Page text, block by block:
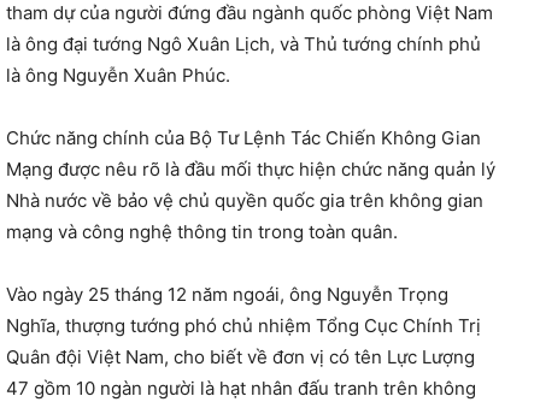
tham dự của người đứng đầu ngành quốc phòng Việt Nam
là ông đại tướng Ngô Xuân Lịch, và Thủ tướng chính phủ
là ông Nguyễn Xuân Phúc.
Chức năng chính của Bộ Tư Lệnh Tác Chiến Không Gian
Mạng được nêu rõ là đầu mối thực hiện chức năng quản lý
Nhà nước về bảo vệ chủ quyền quốc gia trên không gian
mạng và công nghệ thông tin trong toàn quân.
Vào ngày 25 tháng 12 năm ngoái, ông Nguyễn Trọng
Nghĩa, thượng tướng phó chủ nhiệm Tổng Cục Chính Trị
Quân đội Việt Nam, cho biết về đơn vị có tên Lực Lượng
47 gồm 10 ngàn người là hạt nhân đấu tranh trên không